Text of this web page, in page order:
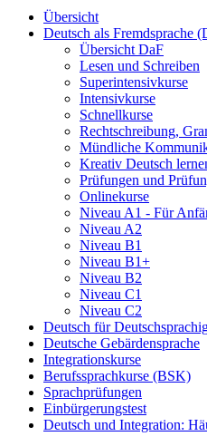
Übersicht
Deutsch als Fremdsprache
Übersicht DaF
Lesen und Schreiben
Superintensivkurse
Intensivkurse
Schnellkurse
Rechtschreibung,
Mündliche
Kreativ Deutsch
Prüfungen und
Onlinekurse
Niveau A1 - Für
Niveau A2
Niveau B1
Niveau B1+
Niveau B2
Niveau C1
Niveau C2
Deutsch für
Deutsche Gebärdensprache
Integrationskurse
Berufssprachkurse (BSK)
Sprachprüfungen
Einbürgerungstest
Deutsch und Integration: